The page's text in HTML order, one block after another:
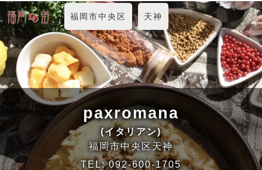
福岡市中央区 天神
paxromana
(イタリアン)
福岡市中央区天神
TEL:092-600-1705